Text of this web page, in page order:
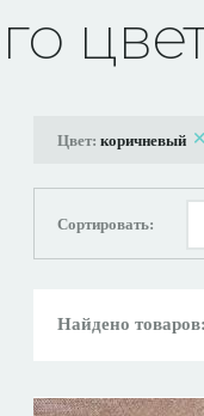
Цвет: коричневый
Сортировать:
Найдено